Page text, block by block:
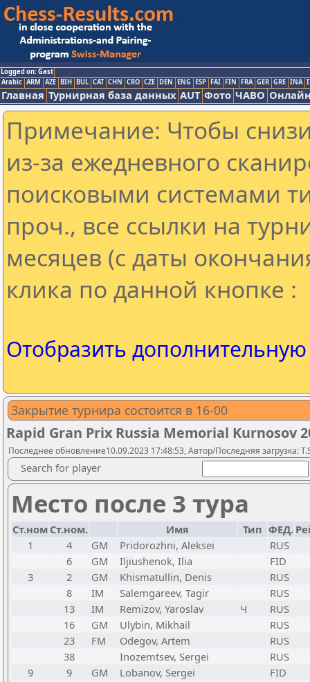
Logged on: Gast
Arabic ARM AZE BIH BUL CAT CHN CRO CZE DEN ENG ESP FAI FIN FRA GER GRE INA
Главная Турнирная база данных AUT Фото ЧАВО
Примечание: Чтобы
из-за ежедневного
поисковыми системами
проч., все ссылки на
месяцев (с даты
клика по данной кнопке :
Отобразить
Закрытие турнира состоится в 16-00
Rapid Gran Prix Russia Memorial Kurnosov
Последнее обновление10.09.2023 17:48:53, Автор/Последняя загрузка:
Search for player
Место после 3 тура
Ст.ном Ст.ном. Имя Тип ФЕД.
1
4 GM Pridorozhni, Aleksei
RUS
6
GM Iljiushenok, Ilia
FID
3
2 GM Khismatullin, Denis
RUS
8
IM Salemgareev, Tagir
RUS
13
IM Remizov, Yaroslav Ч
RUS
16
GM Ulybin, Mikhail
RUS
23
FM Odegov, Artem
RUS
38
Inozemtsev, Sergei
RUS
9
9 GM Lobanov, Sergei
FID